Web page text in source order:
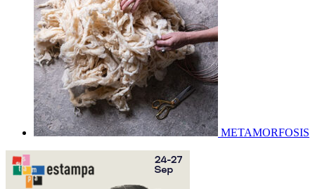
METAMORFOSIS